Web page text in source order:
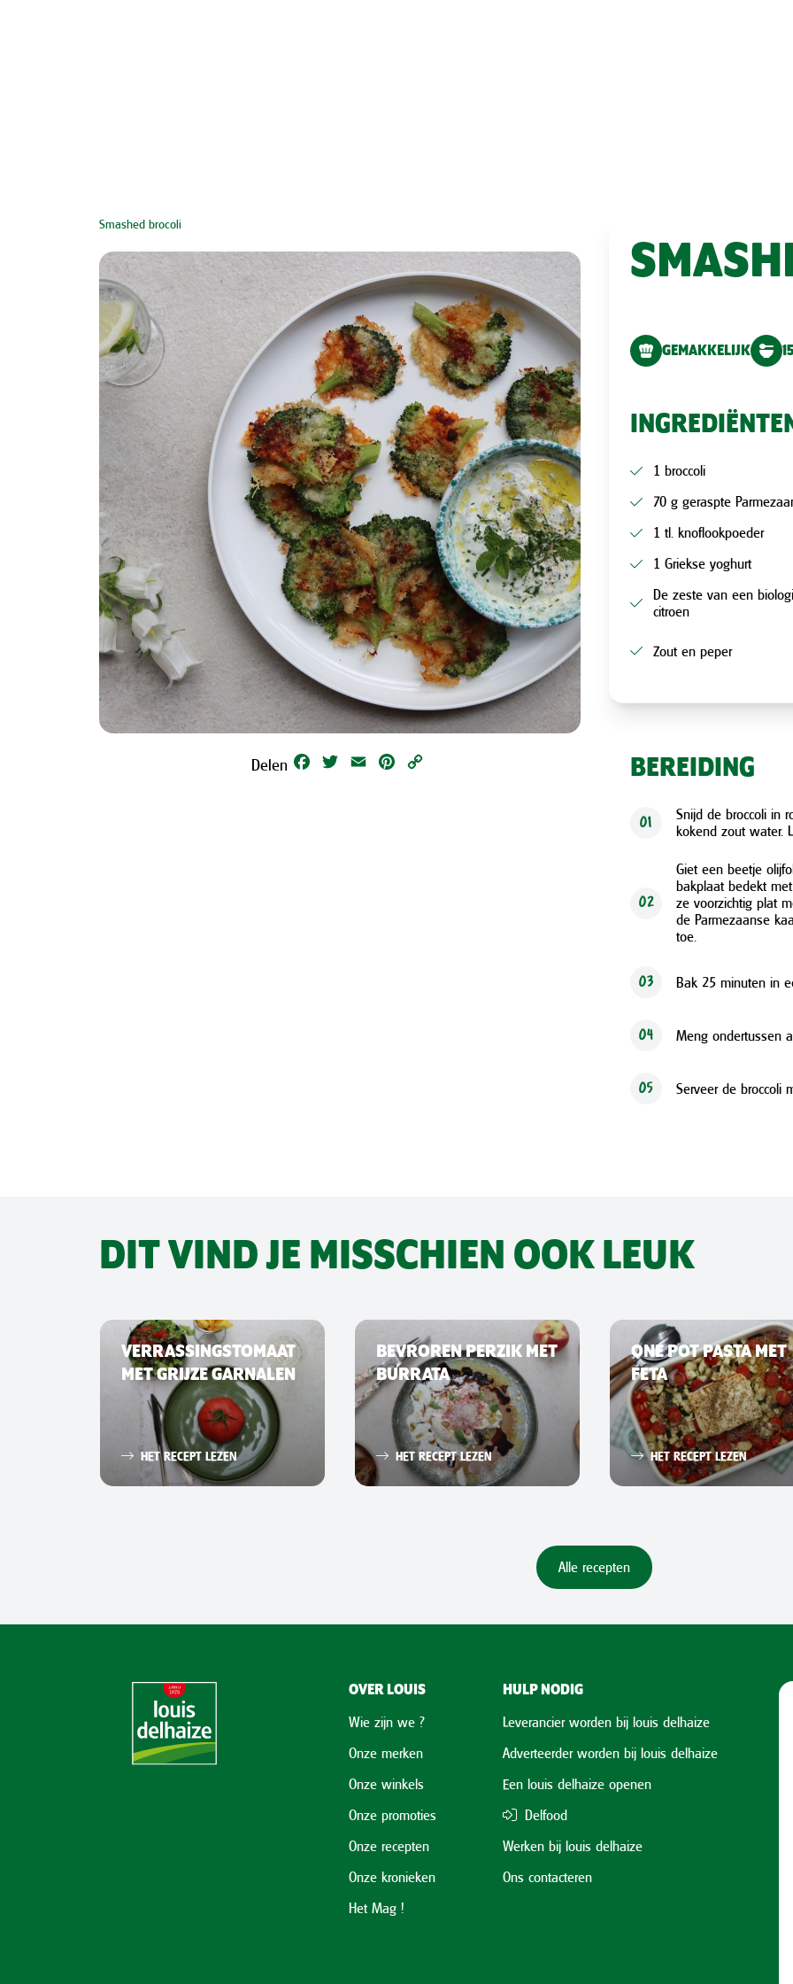
Smashed brocoli
Delen Facebook
Twitter Email Pinterest
GEMAKKELIJK
1 broccoli
70 g geraspte
1 tl. knoflookpoeder
1 Griekse yoghurt
De zeste van een
citroen
Zout en peper
BEREIDING
01
Snijd de broccoli in
kokend zout water.
02
Giet een beetje
bakplaat bedekt
ze voorzichtig plat
de Parmezaanse
toe.
03 Bak 25 minuten in
04 Meng ondertussen
05 Serveer de broccoli
DIT VIND JE MISSCHIEN OOK LEUK
VERRASSINGSTOMAAT
MET GRIJZE GARNALEN
HET RECEPT LEZEN
BEVROREN PERZIK MET
BURRATA
HET RECEPT LEZEN
ONE POT PASTA MET
FETA
HET RECEPT LEZEN
Alle recepten
OVER LOUIS
Wie zijn we ?
Onze merken
Onze winkels
Onze promoties
Onze recepten
Onze kronieken
Het Mag !
HULP NODIG
Leverancier worden bij louis delhaize
Adverteerder worden bij louis delhaize
Een louis delhaize openen
Delfood
Werken bij louis delhaize
Ons contacteren